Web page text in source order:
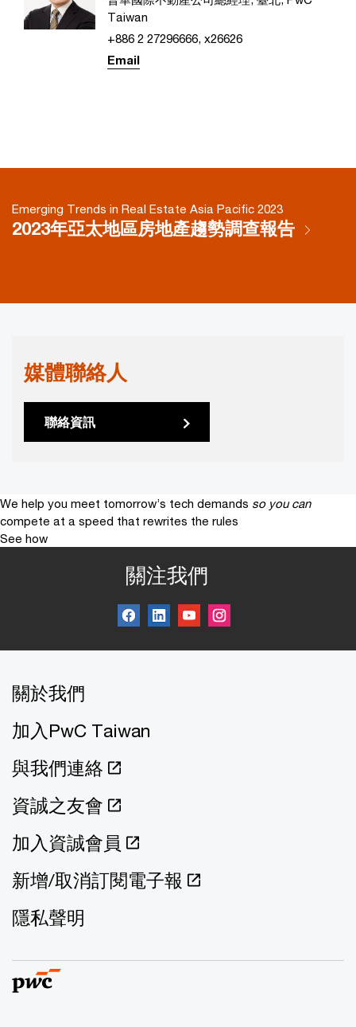
Taiwan
+886 2 27296666, x26626
Email
Emerging Trends in Real Estate Asia Pacific 2023
2023年亞太地區房地產趨勢調查報告
媒體聯絡人
聯絡資訊
We help you meet tomorrow’s tech demands so you can
compete at a speed that rewrites the rules
See how
關注我們
關於我們
加入PwC Taiwan
與我們連絡
資誠之友會
加入資誠會員
新增/取消訂閱電子報
隱私聲明